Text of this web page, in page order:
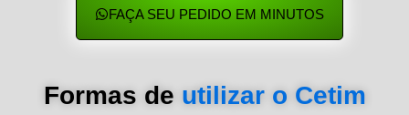
FAÇA SEU PEDIDO EM MINUTOS
Formas de utilizar o Cetim